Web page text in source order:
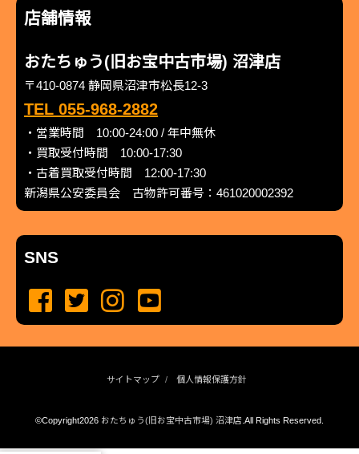
店舗情報
おたちゅう(旧お宝中古市場) 沼津店
〒410-0874 静岡県沼津市松長12-3
TEL 055-968-2882
・営業時間 10:00-24:00 / 年中無休
・買取受付時間 10:00-17:30
・古着買取受付時間 12:00-17:30
新潟県公安委員会 古物許可番号：461020002392
SNS
サイトマップ 個人情報保護方針
©Copyright2026 おたちゅう(旧お宝中古市場) 沼津店.All Rights Reserved.